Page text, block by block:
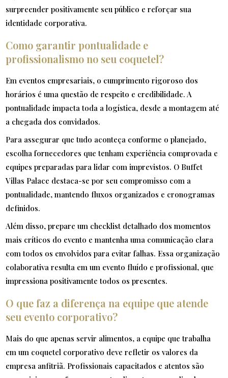
surpreender positivamente seu público e reforçar sua
identidade corporativa.
Como garantir pontualidade e
profissionalismo no seu coquetel?
Em eventos empresariais, o cumprimento rigoroso dos
horários é uma questão de respeito e credibilidade. A
pontualidade impacta toda a logística, desde a montagem até
a chegada dos convidados.
Para assegurar que tudo aconteça conforme o planejado,
escolha fornecedores que tenham experiência comprovada e
equipes preparadas para lidar com imprevistos. O Buffet
Villas Palace destaca-se por seu compromisso com a
pontualidade, mantendo fluxos organizados e cronogramas
definidos.
Além disso, prepare um checklist detalhado dos momentos
mais críticos do evento e mantenha uma comunicação clara
com todos os envolvidos para evitar falhas. Essa organização
colaborativa resulta em um evento fluído e profissional, que
impressiona positivamente todos os presentes.
O que faz a diferença na equipe que atende
seu evento corporativo?
Mais do que apenas servir alimentos, a equipe que trabalha
em um coquetel corporativo deve refletir os valores da
empresa anfitriã. Profissionais capacitados e atentos são